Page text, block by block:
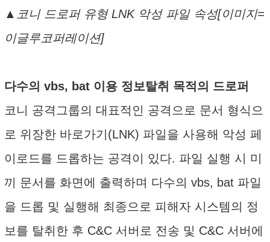
▲코니 드로퍼 유형 LNK 악성 파일 속성[이미지=
이글루코퍼레이션]
다수의 vbs, bat 이용 정보탈취 목적의 드로퍼
코니 공격그룹의 대표적인 공격으로 문서 형식으
로 위장한 바로가기(LNK) 파일을 사용해 악성 페
이로드를 드롭하는 공격이 있다. 파일 실행 시 미
끼 문서를 화면에 출력하며 다수의 vbs, bat 파일
을 드롭 및 실행해 최종으로 피해자 시스템의 정
보를 탈취한 후 C&C 서버로 전송 및 C&C 서버에